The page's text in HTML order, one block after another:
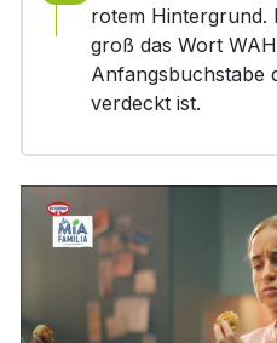
rotem Hintergrund.
groß das Wort
Anfangsbuchstabe
verdeckt ist.